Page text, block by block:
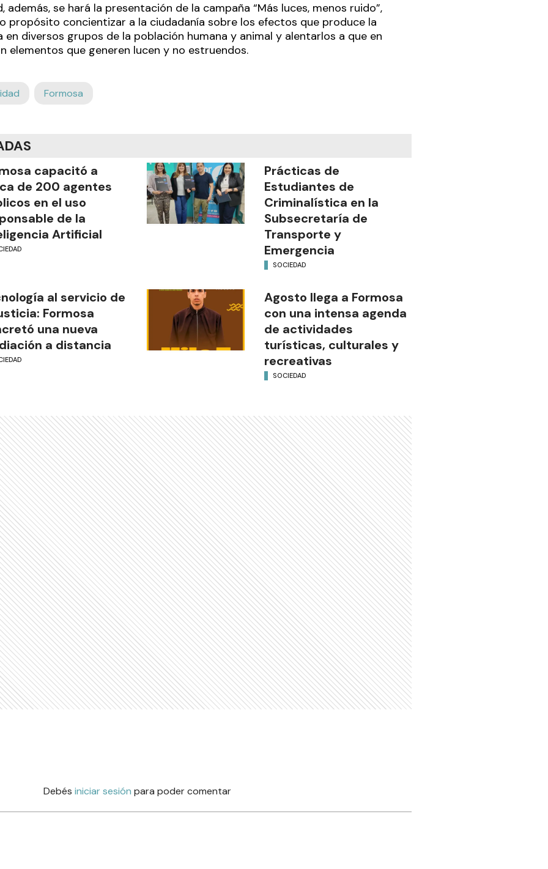
además, se hará la presentación de la campaña “Más luces, menos ruido”,
propósito concientizar a la ciudadanía sobre los efectos que produce la
diversos grupos de la población humana y animal y alentarlos a que en
elementos que generen lucen y no estruendos.
Formosa
capacitó a
de 200 agentes
en el uso
de la
Artificial
Prácticas de
Estudiantes de
Criminalística en la
Subsecretaría de
Transporte y
Emergencia
SOCIEDAD
al servicio de
Formosa
una nueva
a distancia
Agosto llega a Formosa
con una intensa agenda
de actividades
turísticas, culturales y
recreativas
SOCIEDAD
Debés iniciar sesión para poder comentar